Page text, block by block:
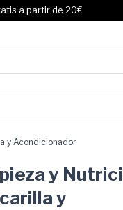
a partir de 20€
y Acondicionador
y
y